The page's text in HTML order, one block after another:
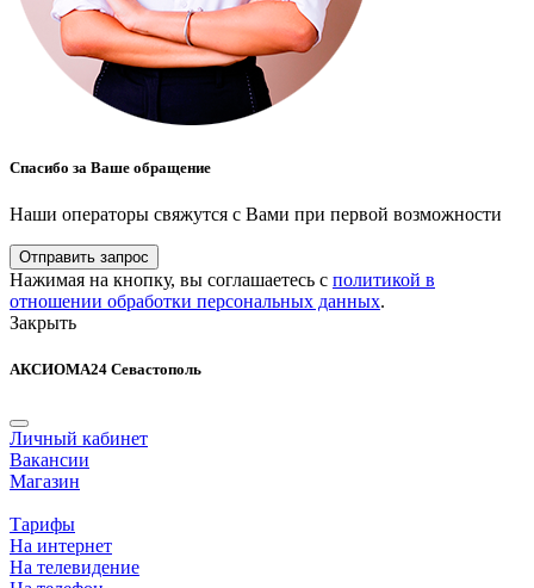
Спасибо за Ваше обращение
Наши операторы свяжутся с Вами при первой возможности
Отправить запрос
Нажимая на кнопку, вы соглашаетесь с политикой в
отношении обработки персональных данных.
Закрыть
АКСИОМА24 Севастополь
Личный кабинет
Вакансии
Магазин
Тарифы
На интернет
На телевидение